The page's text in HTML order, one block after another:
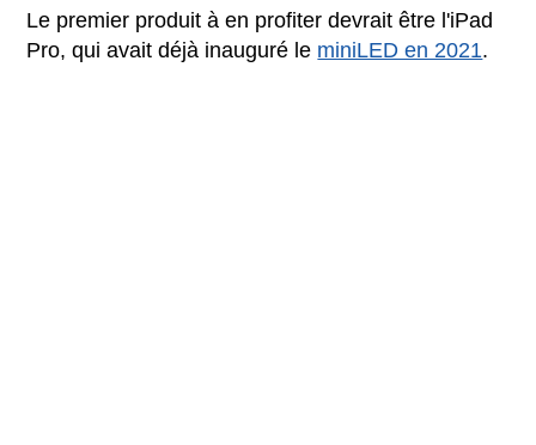
Le premier produit à en profiter devrait être l'iPad
Pro, qui avait déjà inauguré le miniLED en 2021.